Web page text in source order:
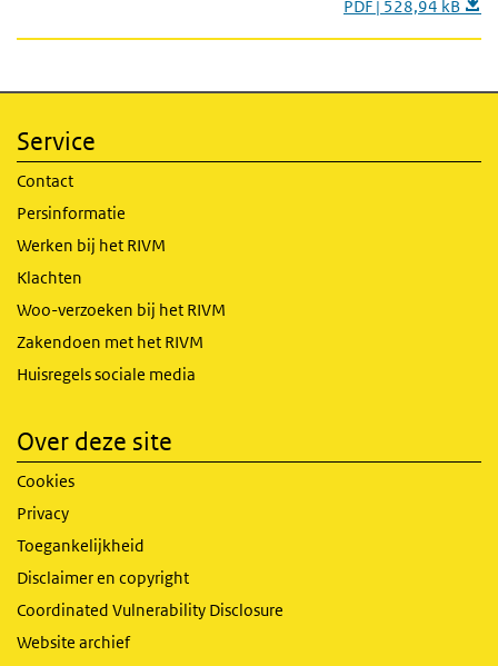
PDF | 528,94 kB
Service
Contact
Persinformatie
Werken bij het RIVM
Klachten
Woo-verzoeken bij het RIVM
Zakendoen met het RIVM
Huisregels sociale media
Over deze site
Cookies
Privacy
Toegankelijkheid
Disclaimer en copyright
Coordinated Vulnerability Disclosure
Website archief